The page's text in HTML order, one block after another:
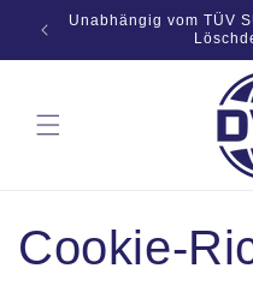
InhaltUnabhängig vom TÜV
Cookie-